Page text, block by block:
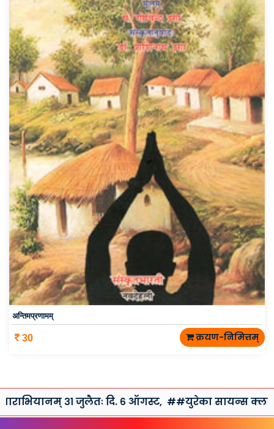
अन्तिमप्रणामम्
30 क्रयण-निमित्तम्
३१ जुलैतः दि. ६ ऑगस्ट,##युरेका सायन्स क्लब तथा